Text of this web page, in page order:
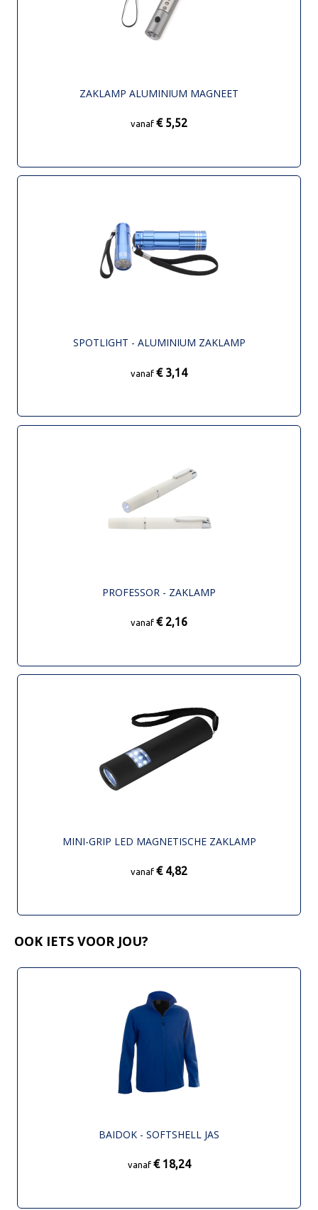
ZAKLAMP ALUMINIUM MAGNEET
vanaf € 5,52
SPOTLIGHT - ALUMINIUM ZAKLAMP
vanaf € 3,14
PROFESSOR - ZAKLAMP
vanaf € 2,16
MINI-GRIP LED MAGNETISCHE ZAKLAMP
vanaf € 4,82
OOK IETS VOOR JOU?
BAIDOK - SOFTSHELL JAS
vanaf € 18,24